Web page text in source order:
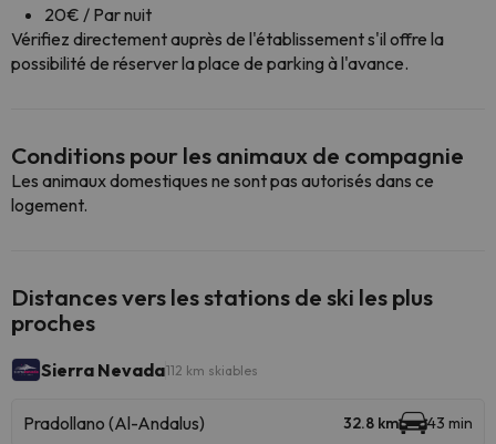
20€ / Par nuit
Vérifiez directement auprès de l'établissement s'il offre la
possibilité de réserver la place de parking à l'avance.
Conditions pour les animaux de compagnie
Les animaux domestiques ne sont pas autorisés dans ce
logement.
Distances vers les stations de ski les plus
proches
Sierra Nevada112 km skiables
Pradollano (Al-Andalus) 32.8 km 43 min